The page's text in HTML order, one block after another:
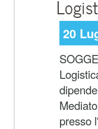
20
presso